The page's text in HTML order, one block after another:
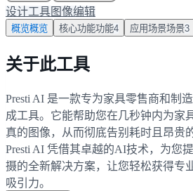
设计工具图像编辑
概览概览 核心功能功能4 应用场景场景3
关于此工具
Presti AI 是一款专为家具零售商和制
成工具。它能帮助您在几秒钟内为家
真的图像，从而彻底告别耗时且昂贵
Presti AI 凭借其卓越的AI技术，为您
摄的全新解决方案，让您轻松获得专
吸引力。